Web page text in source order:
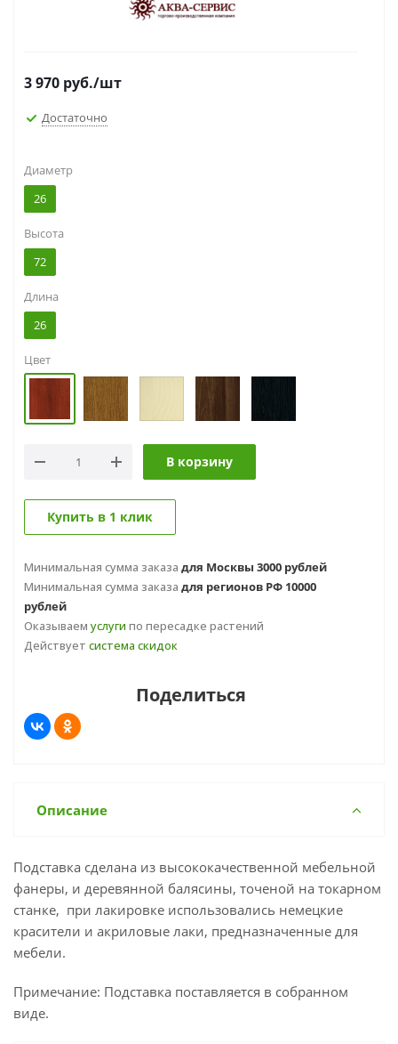
3 970 руб./шт
Достаточно
Диаметр
26
Высота
72
Длина
26
Цвет
В корзину
Купить в 1 клик
Минимальная сумма заказа для Москвы 3000 рублей
Минимальная сумма заказа для регионов РФ 10000
рублей
Оказываем услуги по пересадке растений
Действует система скидок
Поделиться
Описание
Подставка сделана из высококачественной мебельной
фанеры, и деревянной балясины, точеной на токарном
станке, при лакировке использовались немецкие
красители и акриловые лаки, предназначенные для
мебели.
Примечание: Подставка поставляется в собранном
виде.